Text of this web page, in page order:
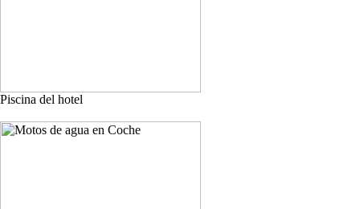
Piscina del hotel